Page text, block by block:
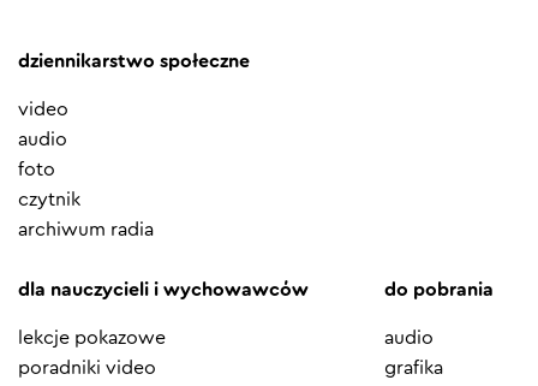
dziennikarstwo społeczne
video
audio
foto
czytnik
archiwum radia
dla nauczycieli i wychowawców
lekcje pokazowe
poradniki video
do pobrania
audio
grafika